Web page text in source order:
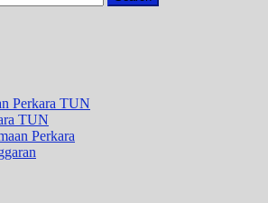
Perkara TUN
TUN
Perkara